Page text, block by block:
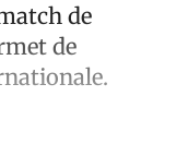
de
de